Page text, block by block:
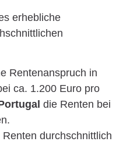
erhebliche
Rentenanspruch in
ca. 1.200 Euro pro
die Renten bei
Renten durchschnittlich